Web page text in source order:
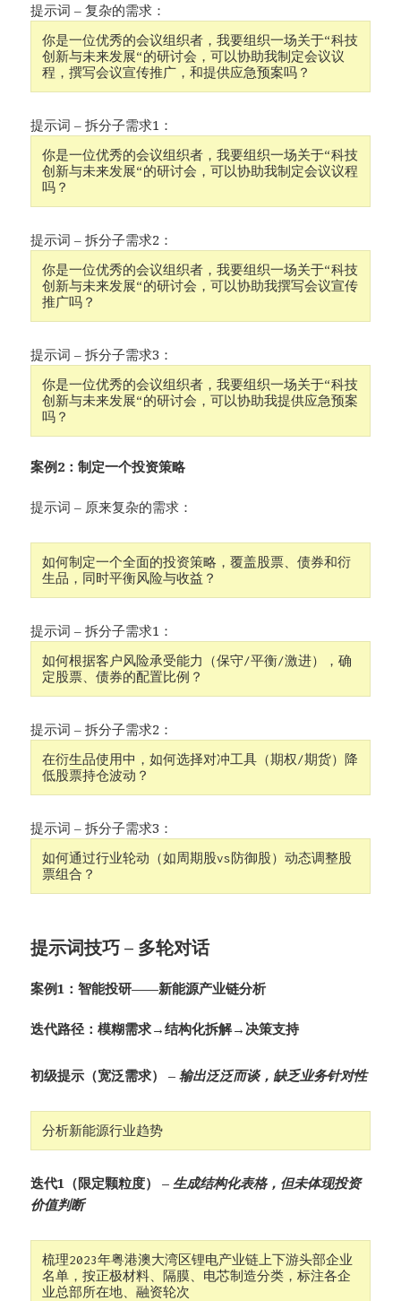
提示词 – 复杂的需求：
你是一位优秀的会议组织者，我要组织一场关于“科技
创新与未来发展“的研讨会，可以协助我制定会议议
程，撰写会议宣传推广，和提供应急预案吗？
提示词 – 拆分子需求1：
你是一位优秀的会议组织者，我要组织一场关于“科技
创新与未来发展“的研讨会，可以协助我制定会议议程
提示词 – 拆分子需求2：
你是一位优秀的会议组织者，我要组织一场关于“科技
创新与未来发展“的研讨会，可以协助我撰写会议宣传
提示词 – 拆分子需求3：
你是一位优秀的会议组织者，我要组织一场关于“科技
创新与未来发展“的研讨会，可以协助我提供应急预案
案例2：制定一个投资策略
提示词 – 原来复杂的需求：
如何制定一个全面的投资策略，覆盖股票、债券和衍
生品，同时平衡风险与收益？
提示词 – 拆分子需求1：
如何根据客户风险承受能力（保守/平衡/激进），确
提示词 – 拆分子需求2：
在衍生品使用中，如何选择对冲工具（期权/期货）降
提示词 – 拆分子需求3：
如何通过行业轮动（如周期股vs防御股）动态调整股
提示词技巧 – 多轮对话
案例1：智能投研——新能源产业链分析
迭代路径：模糊需求→结构化拆解→决策支持
初级提示（宽泛需求）​ –输出泛泛而谈，缺乏业务针对性
​分析新能源行业趋势
迭代1（限定颗粒度）​ –生成结构化表格，但未体现投资
价值判断
梳理2023年粤港澳大湾区锂电产业链上下游头部企业
名单，按正极材料、隔膜、电芯制造分类，标注各企
业总部所在地、融资轮次